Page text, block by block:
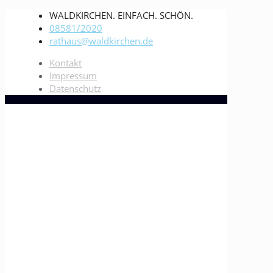
WALDKIRCHEN. EINFACH. SCHÖN.
08581/2020
rathaus@waldkirchen.de
Kontakt
Impressum
Datenschutz